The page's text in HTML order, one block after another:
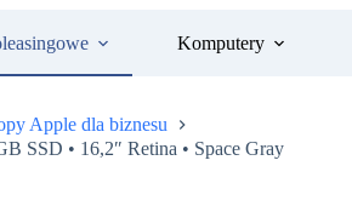
Komputery
Apple dla biznesu
SSD • 16,2″ Retina • Space Gray